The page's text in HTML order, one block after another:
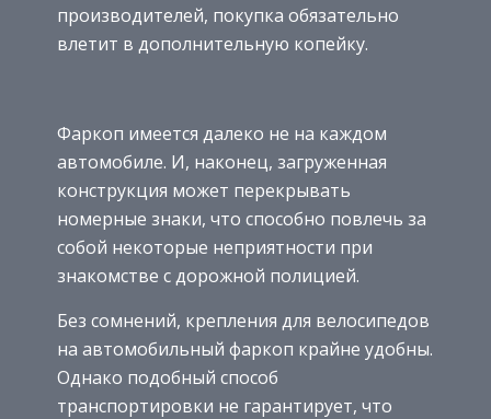
производителей, покупка обязательно
влетит в дополнительную копейку.
Фаркоп имеется далеко не на каждом
автомобиле. И, наконец, загруженная
конструкция может перекрывать
номерные знаки, что способно повлечь за
собой некоторые неприятности при
знакомстве с дорожной полицией.
Без сомнений, крепления для велосипедов
на автомобильный фаркоп крайне удобны.
Однако подобный способ
транспортировки не гарантирует, что